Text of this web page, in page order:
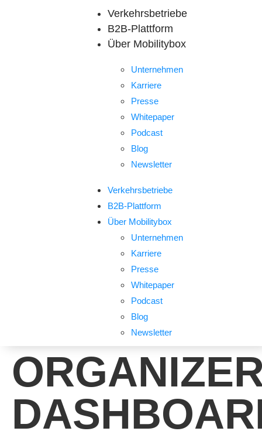
Verkehrsbetriebe
B2B-Plattform
Über Mobilitybox
Unternehmen
Karriere
Presse
Whitepaper
Podcast
Blog
Newsletter
Verkehrsbetriebe
B2B-Plattform
Über Mobilitybox
Unternehmen
Karriere
Presse
Whitepaper
Podcast
Blog
Newsletter